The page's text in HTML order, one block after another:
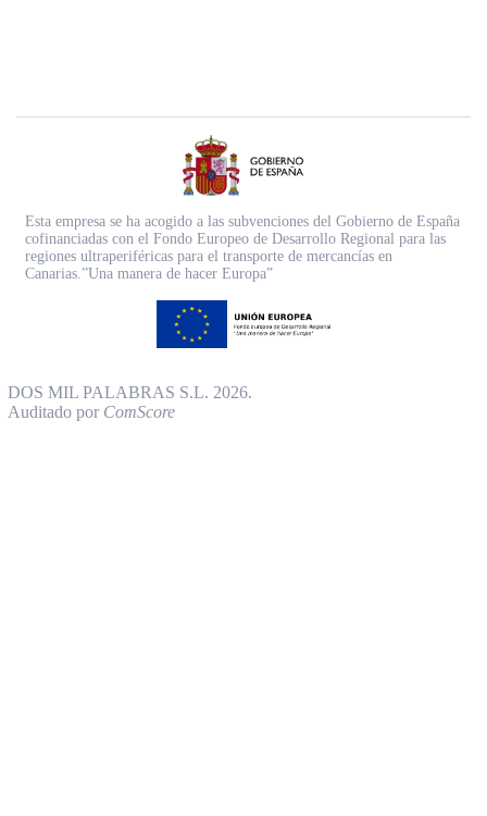
Esta empresa se ha acogido a las subvenciones del Gobierno de España
cofinanciadas con el Fondo Europeo de Desarrollo Regional para las
regiones ultraperiféricas para el transporte de mercancías en
Canarias.”Una manera de hacer Europa”
DOS MIL PALABRAS S.L. 2026.
Auditado por ComScore